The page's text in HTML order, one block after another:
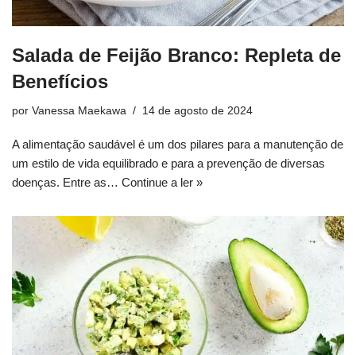
Salada de Feijão Branco: Repleta de
Benefícios
por Vanessa Maekawa 14 de agosto de 2024
A alimentação saudável é um dos pilares para a manutenção de
um estilo de vida equilibrado e para a prevenção de diversas
doenças. Entre as… Continue a ler »